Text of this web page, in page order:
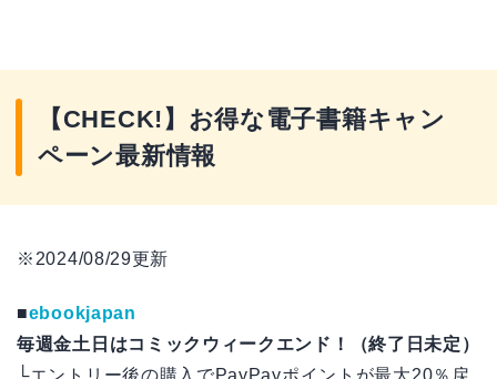
【CHECK!】お得な電子書籍キャン
ペーン最新情報
※2024/08/29更新
■ebookjapan
毎週金土日はコミックウィークエンド！（終了日未定）